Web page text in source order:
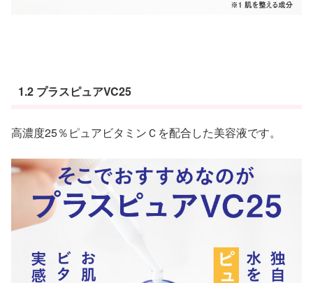
1.2 プラスピュアVC25
高濃度25％ピュアビタミンＣを配合した美容液です。